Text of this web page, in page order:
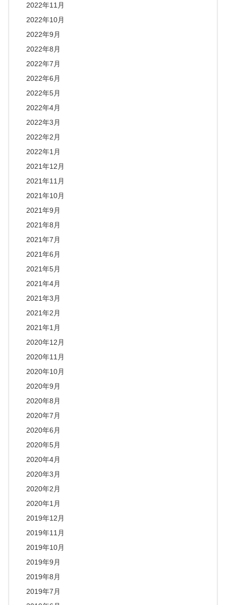
2022年11月
2022年10月
2022年9月
2022年8月
2022年7月
2022年6月
2022年5月
2022年4月
2022年3月
2022年2月
2022年1月
2021年12月
2021年11月
2021年10月
2021年9月
2021年8月
2021年7月
2021年6月
2021年5月
2021年4月
2021年3月
2021年2月
2021年1月
2020年12月
2020年11月
2020年10月
2020年9月
2020年8月
2020年7月
2020年6月
2020年5月
2020年4月
2020年3月
2020年2月
2020年1月
2019年12月
2019年11月
2019年10月
2019年9月
2019年8月
2019年7月